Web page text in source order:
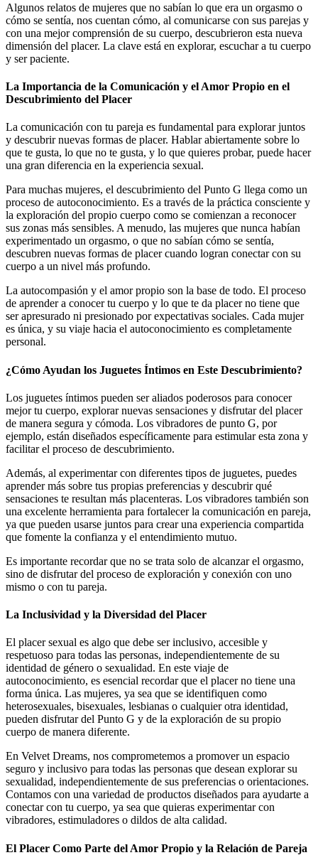
Algunos relatos de mujeres que no sabían lo que era un orgasmo o
cómo se sentía, nos cuentan cómo, al comunicarse con sus parejas y
con una mejor comprensión de su cuerpo, descubrieron esta nueva
dimensión del placer. La clave está en explorar, escuchar a tu cuerpo
y ser paciente.
La Importancia de la Comunicación y el Amor Propio en el
Descubrimiento del Placer
La comunicación con tu pareja es fundamental para explorar juntos
y descubrir nuevas formas de placer. Hablar abiertamente sobre lo
que te gusta, lo que no te gusta, y lo que quieres probar, puede hacer
una gran diferencia en la experiencia sexual.
Para muchas mujeres, el descubrimiento del Punto G llega como un
proceso de autoconocimiento. Es a través de la práctica consciente y
la exploración del propio cuerpo como se comienzan a reconocer
sus zonas más sensibles. A menudo, las mujeres que nunca habían
experimentado un orgasmo, o que no sabían cómo se sentía,
descubren nuevas formas de placer cuando logran conectar con su
cuerpo a un nivel más profundo.
La autocompasión y el amor propio son la base de todo. El proceso
de aprender a conocer tu cuerpo y lo que te da placer no tiene que
ser apresurado ni presionado por expectativas sociales. Cada mujer
es única, y su viaje hacia el autoconocimiento es completamente
personal.
¿Cómo Ayudan los Juguetes Íntimos en Este Descubrimiento?
Los juguetes íntimos pueden ser aliados poderosos para conocer
mejor tu cuerpo, explorar nuevas sensaciones y disfrutar del placer
de manera segura y cómoda. Los vibradores de punto G, por
ejemplo, están diseñados específicamente para estimular esta zona y
facilitar el proceso de descubrimiento.
Además, al experimentar con diferentes tipos de juguetes, puedes
aprender más sobre tus propias preferencias y descubrir qué
sensaciones te resultan más placenteras. Los vibradores también son
una excelente herramienta para fortalecer la comunicación en pareja,
ya que pueden usarse juntos para crear una experiencia compartida
que fomente la confianza y el entendimiento mutuo.
Es importante recordar que no se trata solo de alcanzar el orgasmo,
sino de disfrutar del proceso de exploración y conexión con uno
mismo o con tu pareja.
La Inclusividad y la Diversidad del Placer
El placer sexual es algo que debe ser inclusivo, accesible y
respetuoso para todas las personas, independientemente de su
identidad de género o sexualidad. En este viaje de
autoconocimiento, es esencial recordar que el placer no tiene una
forma única. Las mujeres, ya sea que se identifiquen como
heterosexuales, bisexuales, lesbianas o cualquier otra identidad,
pueden disfrutar del Punto G y de la exploración de su propio
cuerpo de manera diferente.
En Velvet Dreams, nos comprometemos a promover un espacio
seguro y inclusivo para todas las personas que desean explorar su
sexualidad, independientemente de sus preferencias o orientaciones.
Contamos con una variedad de productos diseñados para ayudarte a
conectar con tu cuerpo, ya sea que quieras experimentar con
vibradores, estimuladores o dildos de alta calidad.
El Placer Como Parte del Amor Propio y la Relación de Pareja